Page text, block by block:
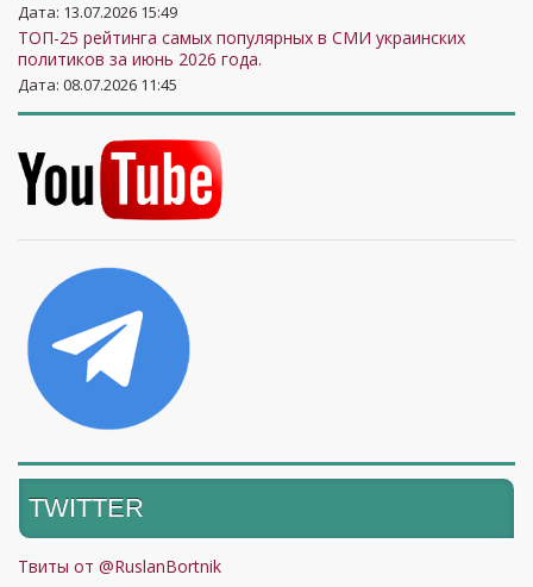
Дата: 13.07.2026 15:49
ТОП-25 рейтинга самых популярных в СМИ украинских
политиков за июнь 2026 года.
Дата: 08.07.2026 11:45
TWITTER
Твиты от @RuslanBortnik